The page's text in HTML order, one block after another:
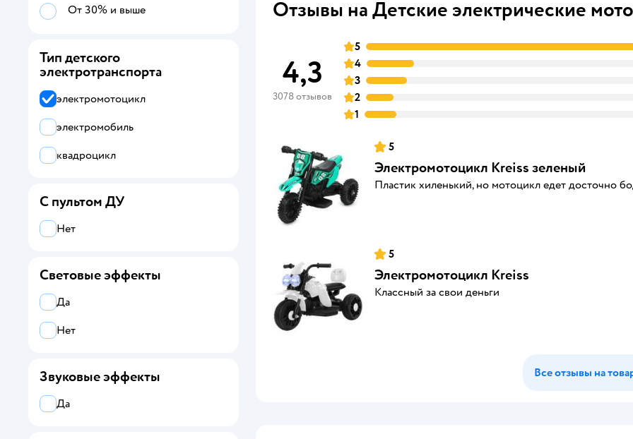
Отзывы на Детские электрические
4,3
3078 отзывов
5
4
3
2
1
5
Электромотоцикл Kreiss зеленый
Пластик хиленький, но мотоцикл едет досточно
5
Электромотоцикл Kreiss
Классный за свои деньги
Все отзывы на
От 30% и выше
Тип детского
электротранспорта
электромотоцикл
электромобиль
квадроцикл
С пультом ДУ
Нет
Световые эффекты
Да
Нет
Звуковые эффекты
Да